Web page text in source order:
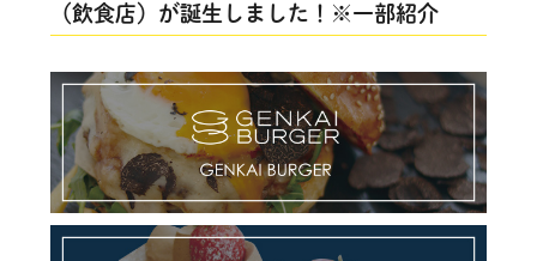
（飲食店）が誕生しました！ ※一部紹介